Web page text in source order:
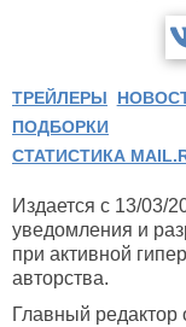
ТРЕЙЛЕРЫ
ПОДБОРКИ
СТАТИСТИКА
Издается с 13/03/
уведомления и
при активной
авторства.
Главный